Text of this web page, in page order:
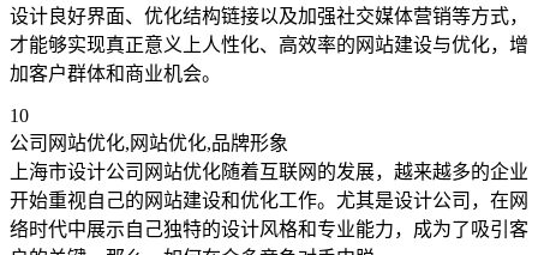
设计良好界面、优化结构链接以及加强社交媒体营销等方式，
才能够实现真正意义上人性化、高效率的网站建设与优化，增
加客户群体和商业机会。
10
公司网站优化,网站优化,品牌形象
上海市设计公司网站优化随着互联网的发展，越来越多的企业
开始重视自己的网站建设和优化工作。尤其是设计公司，在网
络时代中展示自己独特的设计风格和专业能力，成为了吸引客